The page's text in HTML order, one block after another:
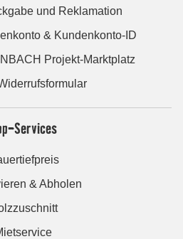
und Reklamation
& Kundenkonto-ID
Projekt-Marktplatz
Services
& Abholen